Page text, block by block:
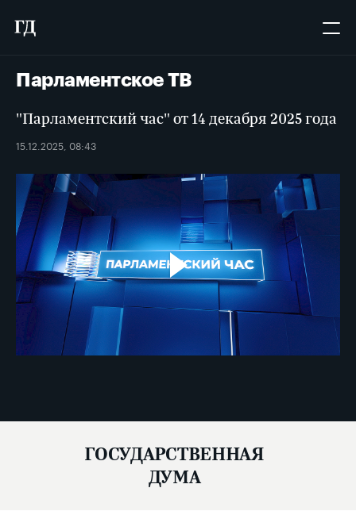
Парламентское ТВ
"Парламентский час" от 14 декабря 2025 года
15.12.2025, 08:43
ГОСУДАРСТВЕННАЯ
ДУМА